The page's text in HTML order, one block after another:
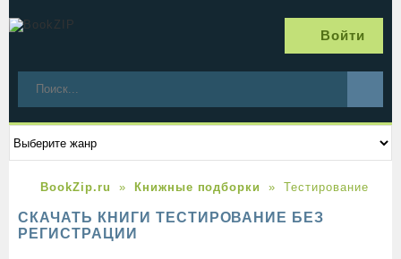
Войти
BookZip.ru Книжные подборки Тестирование
СКАЧАТЬ КНИГИ ТЕСТИРОВАНИЕ БЕЗ
РЕГИСТРАЦИИ